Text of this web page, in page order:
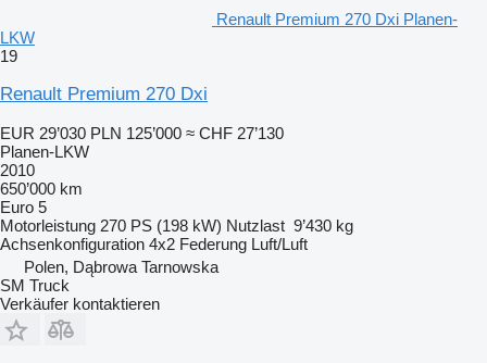
Renault Premium 270 Dxi Planen-
LKW
19
Renault Premium 270 Dxi
EUR 29’030 PLN 125’000 ≈ CHF 27’130
Planen-LKW
2010
650’000 km
Euro 5
Motorleistung 270 PS (198 kW) Nutzlast 9’430 kg
Achsenkonfiguration 4x2 Federung Luft/Luft
Polen, Dąbrowa Tarnowska
SM Truck
Verkäufer kontaktieren